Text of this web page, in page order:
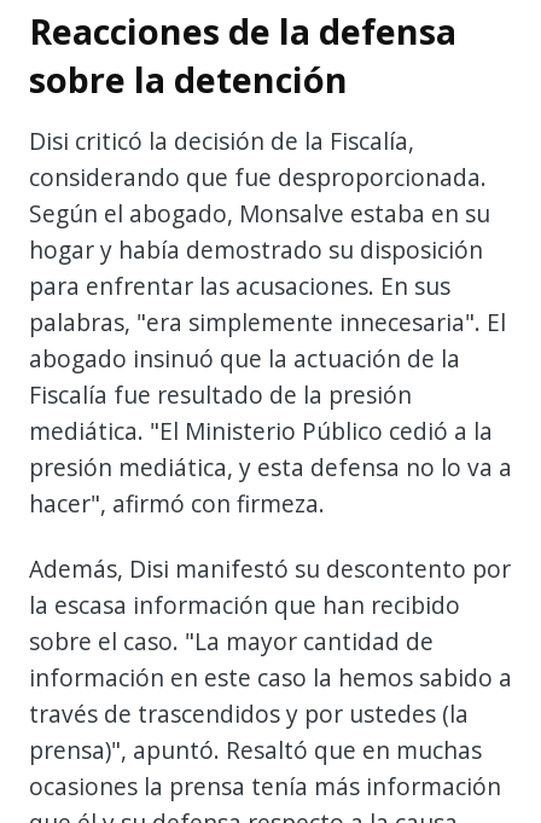
Reacciones de la defensa
sobre la detención
Disi criticó la decisión de la Fiscalía,
considerando que fue desproporcionada.
Según el abogado, Monsalve estaba en su
hogar y había demostrado su disposición
para enfrentar las acusaciones. En sus
palabras, "era simplemente innecesaria". El
abogado insinuó que la actuación de la
Fiscalía fue resultado de la presión
mediática. "El Ministerio Público cedió a la
presión mediática, y esta defensa no lo va a
hacer", afirmó con firmeza.
Además, Disi manifestó su descontento por
la escasa información que han recibido
sobre el caso. "La mayor cantidad de
información en este caso la hemos sabido a
través de trascendidos y por ustedes (la
prensa)", apuntó. Resaltó que en muchas
ocasiones la prensa tenía más información